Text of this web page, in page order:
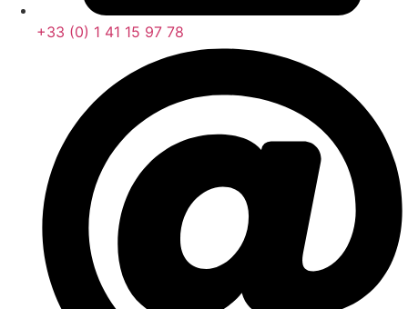
+33 (0) 1 41 15 97 78